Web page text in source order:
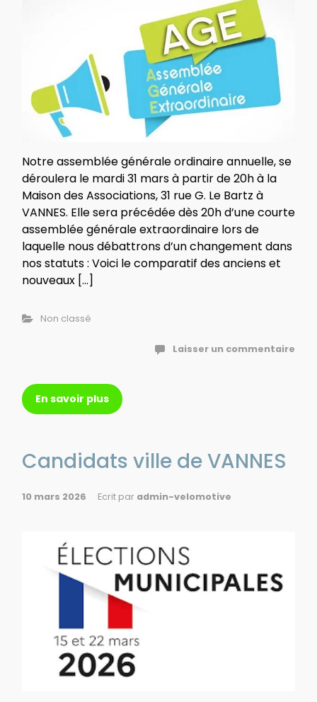
Notre assemblée générale ordinaire annuelle, se
déroulera le mardi 31 mars à partir de 20h à la
Maison des Associations, 31 rue G. Le Bartz à
VANNES. Elle sera précédée dès 20h d’une courte
assemblée générale extraordinaire lors de
laquelle nous débattrons d’un changement dans
nos statuts : Voici le comparatif des anciens et
nouveaux […]
Non classé
Laisser un commentaire
En savoir plus
Candidats ville de VANNES
10 mars 2026 Ecrit par admin-velomotive